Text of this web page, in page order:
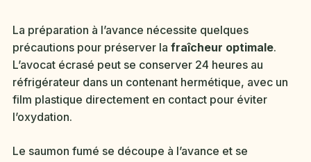
La préparation à l’avance nécessite quelques
précautions pour préserver la fraîcheur optimale.
L’avocat écrasé peut se conserver 24 heures au
réfrigérateur dans un contenant hermétique, avec un
film plastique directement en contact pour éviter
l’oxydation.
Le saumon fumé se découpe à l’avance et se